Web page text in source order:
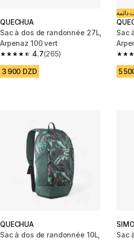
QUECHUA
Sac à dos de randonnée 27L,
Arpenaz 100 vert
4.7
4.7 out of 5 stars from 265 reviews
(265)
3 900 DZD
دائمة
Sac
4.7
5
QUECHUA
Sac à dos de randonnée 10L,
Sac